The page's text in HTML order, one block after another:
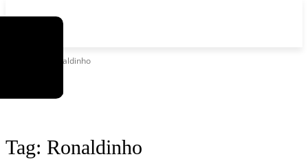
Ronaldinho
Tag: Ronaldinho